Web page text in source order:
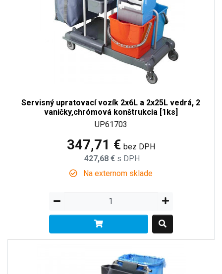
Servisný upratovací vozík 2x6L a 2x25L vedrá, 2
vaničky,chrómová konštrukcia [1ks]
UP61703
347,71 € bez DPH
427,68 € s DPH
Na externom sklade